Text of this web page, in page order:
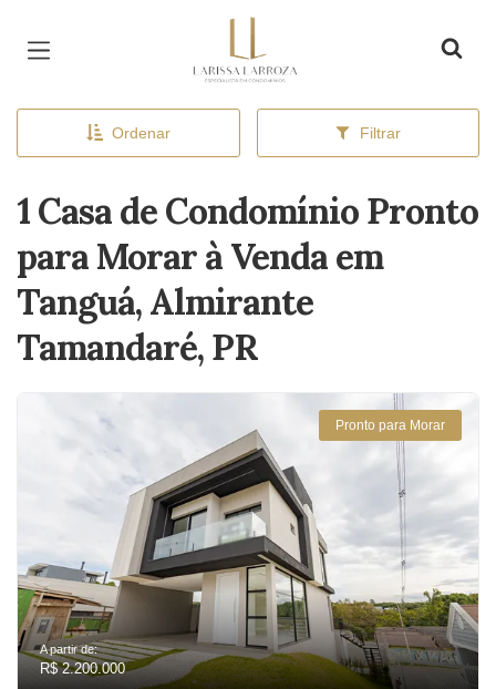
Ordenar Filtrar
1 Casa de Condomínio Pronto
para Morar à Venda em
Tanguá, Almirante
Tamandaré, PR
Pronto para Morar
A partir de:
R$ 2.200.000